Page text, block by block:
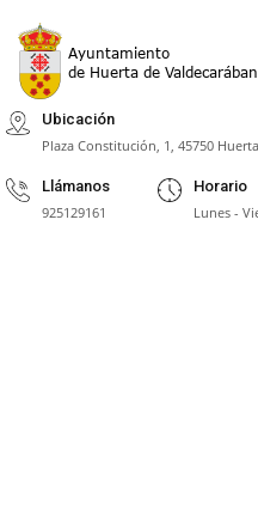
Ubicación
Plaza Constitución, 1, 45750
Llámanos
925129161
Horario
Lunes -